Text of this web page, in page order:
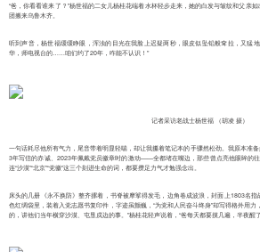
“爸，你看看谁来了？”杨世福的二女儿杨桂花端着水杯轻步走来，她的白发与皱纹和父亲
团搬来乌鲁木齐。
听到声音，杨世福缓缓睁眼，浑浊的目光在我脸上迟疑两秒，眼皮似坠铅般耷拉，又猛
华，师电视台的……咱们约了20年，咋能不认识！”
记者采访老战士杨世福 （胡凌 摄）
一句话耗尽他所有气力，尾音带着明显轻喘，却让我攥着笔记本的手骤然松劲。我原本
3年写信的赤诚、2023年佩戴党员徽章时的激动——全都堵在嘴边，那些曾点亮他眼眸的往
连“沙漠”“北京”“党徽”这三个刻进生命的词，都要攒足力气才勉强念出。
床头的几册《永不换防》整齐摞着，书脊被摩挲得发毛，边角卷成波浪，封面上1803名
色红绸袋里，装着入党志愿书复印件，字迹虽颤巍，“为党和人民奋斗终身”却写得格外用
的，讲他们当年横穿沙漠、屯垦戍边的事。”杨桂花轻声说着，“爸每天都要摸几遍，半夜醒